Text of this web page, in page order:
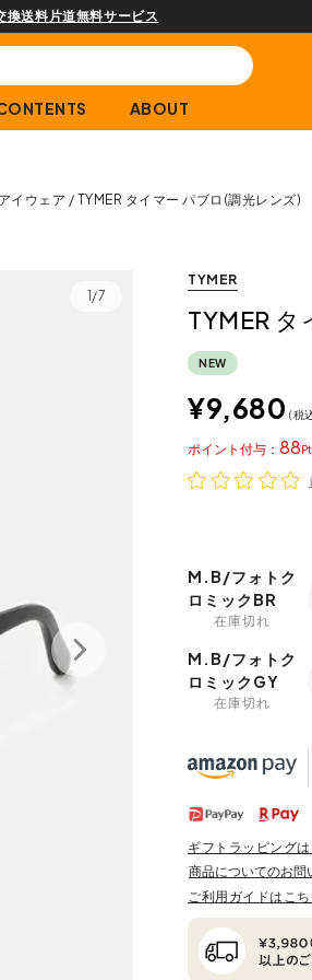
税込)以上]のレビュー投稿で300ptプレゼント!
ABOUT
イウェア TYMER タイマー パブロ(調光レンズ)
1/7
TYMER
TYMER
NEW
¥9,680 税
88
ポイント
M.B/フォトク
ロミックBR
在庫切れ
M.B/フォトク
ロミックGY
在庫切れ
ギフトラッピング
商品についてのお問
ご利用ガイドはこち